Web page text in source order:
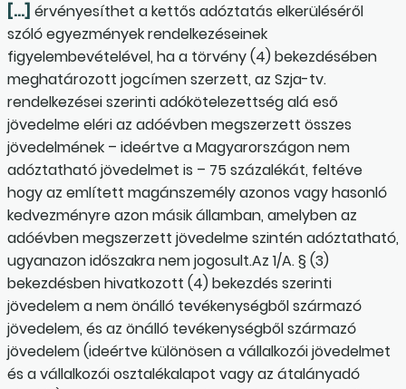
[…] érvényesíthet a kettős adóztatás elkerüléséről
szóló egyezmények rendelkezéseinek
figyelembevételével, ha a törvény (4) bekezdésében
meghatározott jogcímen szerzett, az Szja-tv.
rendelkezései szerinti adókötelezettség alá eső
jövedelme eléri az adóévben megszerzett összes
jövedelmének – ideértve a Magyarországon nem
adóztatható jövedelmet is – 75 százalékát, feltéve
hogy az említett magánszemély azonos vagy hasonló
kedvezményre azon másik államban, amelyben az
adóévben megszerzett jövedelme szintén adóztatható,
ugyanazon időszakra nem jogosult.Az 1/A. § (3)
bekezdésben hivatkozott (4) bekezdés szerinti
jövedelem a nem önálló tevékenységből származó
jövedelem, és az önálló tevékenységből származó
jövedelem (ideértve különösen a vállalkozói jövedelmet
és a vállalkozói osztalékalapot vagy az átalány­adó